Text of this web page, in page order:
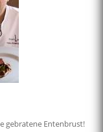
gebratene Entenbrust!